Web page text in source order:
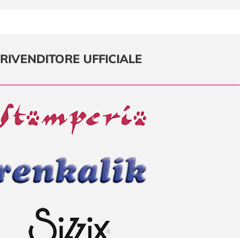
RIVENDITORE UFFICIALE